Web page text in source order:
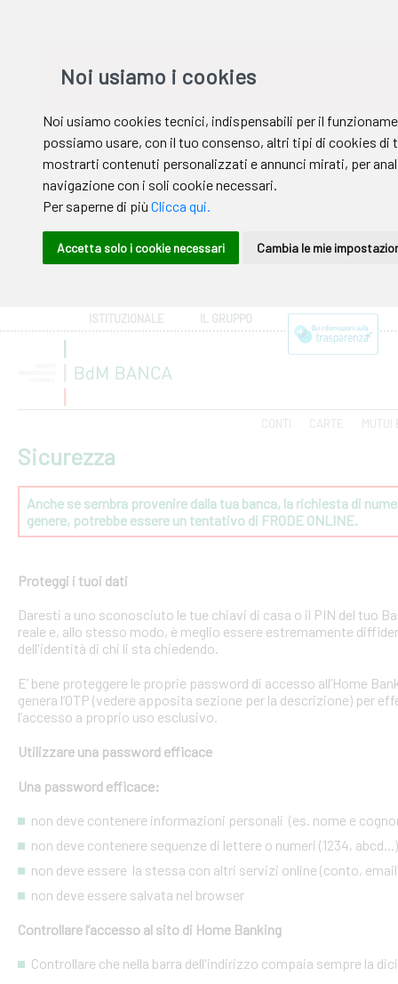
ISTITUZIONALE IL GRUPPO
CONTI CARTE MUTUI
Sicurezza
Anche se sembra provenire dalla tua banca, la richiesta di
genere, potrebbe essere un tentativo di FRODE ONLINE.
Proteggi i tuoi dati
Daresti a uno sconosciuto le tue chiavi di casa o il PIN del tuo
reale e, allo stesso modo, è meglio essere estremamente
dell'identità di chi li sta chiedendo.
E’ bene proteggere le proprie password di accesso all’Home
genera l’OTP (vedere apposita sezione per la descrizione) per
l’accesso a proprio uso esclusivo.
Utilizzare una password efficace
Una password efficace:
non deve contenere informazioni personali (es. nome e
non deve contenere sequenze di lettere o numeri (1234, abcd...)
non deve essere la stessa con altri servizi online (conto,
non deve essere salvata nel browser
Controllare l’accesso al sito di Home Banking
Controllare che nella barra dell'indirizzo compaia sempre la